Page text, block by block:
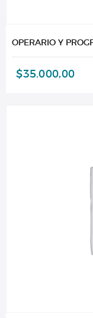
OPERARIO Y
$35.000,00